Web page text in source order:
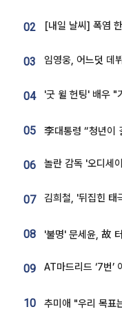
02
03
04
05
06
07
08
09
10